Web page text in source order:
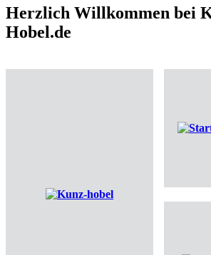
Herzlich Willkommen bei
Hobel.de